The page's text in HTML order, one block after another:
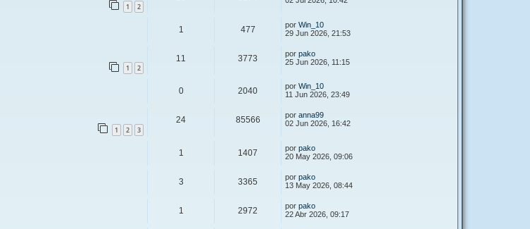
1 2
1 477 por Win_10
29 Jun 2026, 21:53
1 2
11 3773 por pako
25 Jun 2026, 11:15
0 2040 por Win_10
11 Jun 2026, 23:49
1 2 3
24 85566 por anna99
02 Jun 2026, 16:42
1 1407 por pako
20 May 2026, 09:06
3 3365 por pako
13 May 2026, 08:44
1 2972 por pako
22 Abr 2026, 09:17